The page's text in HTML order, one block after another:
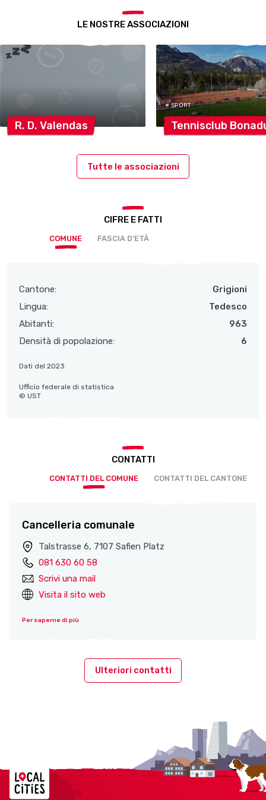
LE NOSTRE ASSOCIAZIONI
R. D. Valendas
# SPORT
Tennisclub
Tutte le associazioni
CIFRE E FATTI
COMUNE FASCIA D’ETÀ
Cantone:
Grigioni
Lingua:
Tedesco
Abitanti:
963
Densità di popolazione:
6
Dati del 2023
Ufficio federale di statistica
© UST
CONTATTI
CONTATTI DEL COMUNE CONTATTI DEL CANTONE
Cancelleria comunale
Talstrasse 6, 7107 Safien Platz
081 630 60 58
Scrivi una mail
Visita il sito web
Per saperne di più
Ulteriori contatti
Localcities